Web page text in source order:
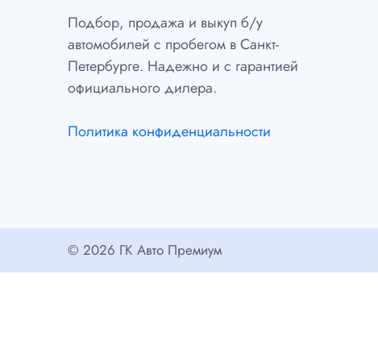
Подбор, продажа и выкуп б/у
автомобилей с пробегом в Санкт-
Петербурге. Надежно и с гарантией
официального дилера.
Политика конфиденциальности
© 2026 ГК Авто Премиум